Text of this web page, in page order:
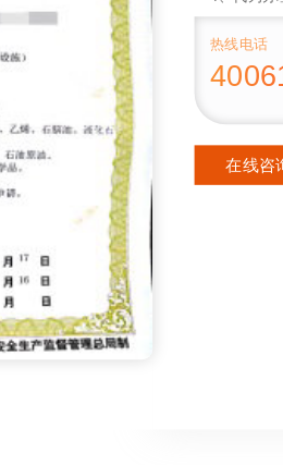
班。考试通
2、代为
计25个工作
热线电话
在线咨